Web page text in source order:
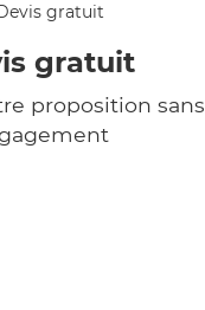
gratuit
proposition sans